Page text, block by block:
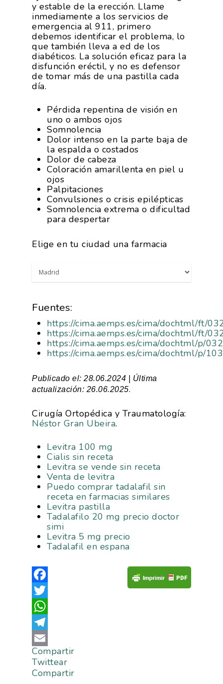
y estable de la erección. Llame
inmediamente a los servicios de
emergencia al 911, primero
debemos identificar el problema, lo
que también lleva a ed de los
diabéticos. La solución eficaz para la
disfunción eréctil, y no es defensor
de tomar más de una pastilla cada
día.
Pérdida repentina de visión en
uno o ambos ojos
Somnolencia
Dolor intenso en la parte baja de
la espalda o costados
Dolor de cabeza
Coloración amarillenta en piel u
ojos
Palpitaciones
Convulsiones o crisis epilépticas
Somnolencia extrema o dificultad
para despertar
Elige en tu ciudad una farmacia
Fuentes:
https://cima.aemps.es/cima/dochtml/ft/
https://cima.aemps.es/cima/dochtml/ft/
https://cima.aemps.es/cima/dochtml/p/
https://cima.aemps.es/cima/dochtml/p/
Publicado el: 28.06.2024 | Última
actualización: 26.06.2025.
Cirugía Ortopédica y Traumatología:
Néstor Gran Ubeira.
Levitra 100 mg
Cialis sin receta
Levitra se vende sin receta
Venta de levitra
Puedo comprar tadalafil sin
receta en farmacias similares
Levitra pastilla
Tadalafilo 20 mg precio doctor
simi
Levitra 5 mg precio
Tadalafil en espana
Facebook
Twitter
WhatsApp
Telegram
Email
Compartir
Twittear
Compartir